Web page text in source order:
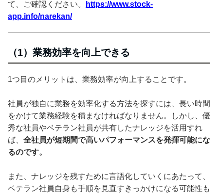
て、ご確認ください。
https://www.stock-
app.info/narekan/
（1）業務効率を向上できる
1つ目のメリットは、業務効率が向上することです。
社員が独自に業務を効率化する方法を探すには、長い時間
をかけて業務経験を積まなければなりません。しかし、優
秀な社員やベテラン社員が共有したナレッジを活用すれ
ば、 全社員が短期間で高いパフォーマンスを発揮可能にな
るのです。
また、ナレッジを残すために言語化していくにあたって、
ベテラン社員自身も手順を見直すきっかけになる可能性も